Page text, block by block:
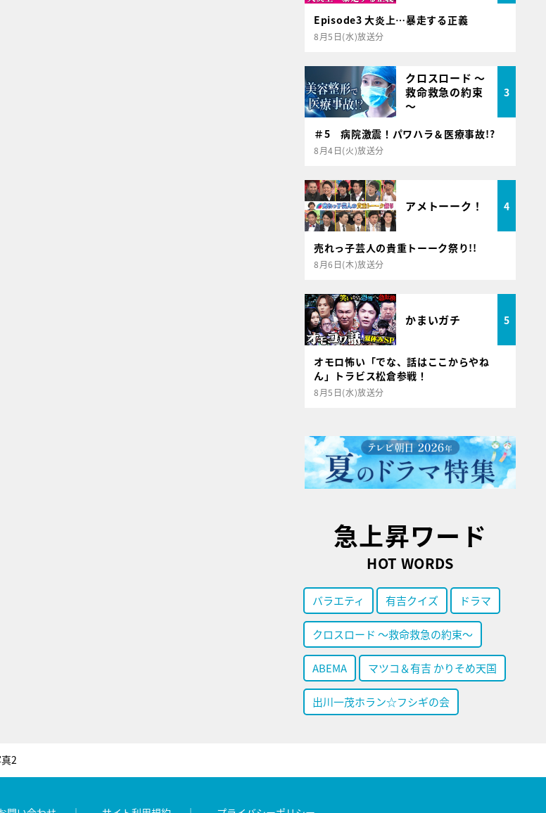
Episode3 大炎上…暴走する正義
8月5日(水)放送分
クロスロード ～
救命救急の約束
～
3
＃5 病院激震！パワハラ＆医療事故!?
8月4日(火)放送分
アメトーーク！ 4
売れっ子芸人の貴重トーーク祭り!!
8月6日(木)放送分
かまいガチ 5
オモロ怖い「でな、話はここからやね
ん」トラビス松倉参戦！
8月5日(水)放送分
急上昇ワード
HOT WORDS
バラエティ 有吉クイズ ドラマ
クロスロード ～救命救急の約束～
ABEMA マツコ＆有吉 かりそめ天国
出川一茂ホラン☆フシギの会
2